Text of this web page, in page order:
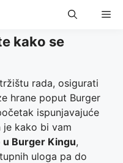
kako se
rada, osigurati
hrane poput Burger
ispunjavajuće
je kako bi vam
u Burger Kingu,
uloga pa do